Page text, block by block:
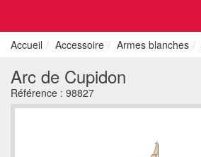
Accueil Accessoire Armes blanches
Arc de Cupidon
Référence : 98827